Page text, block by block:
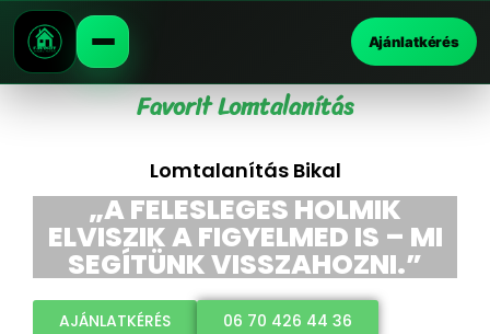
Ajánlatkérés
Favorit Lomtalanítás
Lomtalanítás Bikal
„A FELESLEGES HOLMIK
ELVISZIK A FIGYELMED IS – MI
SEGÍTÜNK VISSZAHOZNI.”
AJÁNLATKÉRÉS 06 70 426 44 36